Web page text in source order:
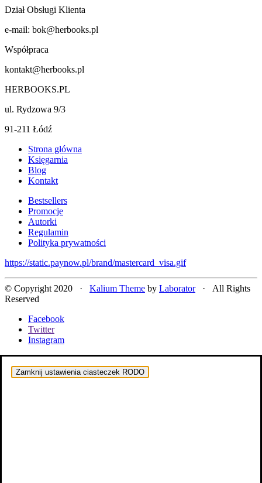
Dział Obsługi Klienta
e-mail: bok@herbooks.pl
Współpraca
kontakt@herbooks.pl
HERBOOKS.PL
ul. Rydzowa 9/3
91-211 Łódź
Strona główna
Księgarnia
Blog
Kontakt
Bestsellers
Promocje
Autorki
Regulamin
Polityka prywatności
https://static.paynow.pl/brand/mastercard_visa.gif
© Copyright 2020 · Kalium Theme by Laborator· All Rights
Reserved
Facebook
Twitter
Instagram
Zamknij ustawienia ciasteczek RODO